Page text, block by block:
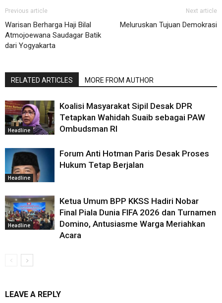
Previous article
Warisan Berharga Haji Bilal
Atmojoewana Saudagar Batik
dari Yogyakarta
Next article
Meluruskan Tujuan Demokrasi
RELATED ARTICLES MORE FROM AUTHOR
Headline
Koalisi Masyarakat Sipil Desak DPR
Tetapkan Wahidah Suaib sebagai PAW
Ombudsman RI
Headline
Forum Anti Hotman Paris Desak Proses
Hukum Tetap Berjalan
Headline
Ketua Umum BPP KKSS Hadiri Nobar
Final Piala Dunia FIFA 2026 dan Turnamen
Domino, Antusiasme Warga Meriahkan
Acara
LEAVE A REPLY